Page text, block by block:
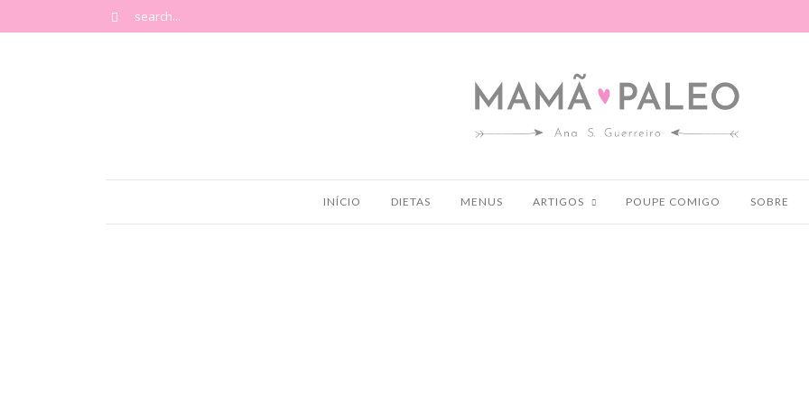
INÍCIO DIETAS MENUS ARTIGOS POUPE COMIGO SOBRE